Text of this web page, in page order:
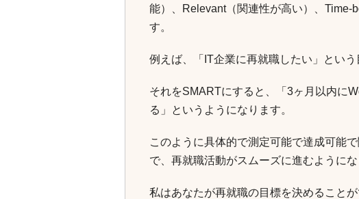
能）、Relevant（関連性が高い）、
す。
例えば、「IT企業に再就職したい」とい
それをSMARTにすると、「3ヶ月以内に
る」というようになります。
このように具体的で測定可能で達成可能
で、再就職活動がスムーズに進むようにな
私はあなたが再就職の目標を決めること